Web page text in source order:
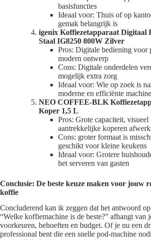
basisfuncties
Ideaal voor: Thuis of op
gemak belangrijk is
igenix Koffiezetapparaat Digitaal
Staal IG8250 800W Zilver
Pros: Digitale bediening voor
modern ontwerp
Cons: Digitale onderdelen
mogelijk extra zorg
Ideaal voor: Wie op zoek is
moderne en efficiënte machine
NEO COFFEE-BLK
Koper 1,5 L
Pros: Grote capaciteit, visueel
aantrekkelijke koperen
Cons: groter formaat is
geschikt voor kleine keukens
Ideaal voor: Grotere
het serveren van gasten
Conclusie: De beste keuze maken voor jouw
koffie
Concluderend kan ik zeggen dat het antwoord
“Welke koffiemachine is de beste?” afhangt van
voorkeuren, behoeften en budget. Of je nu een
professional bent die een snelle pod-machine